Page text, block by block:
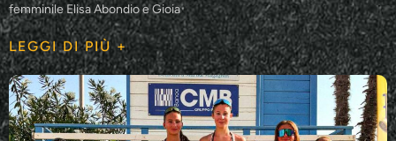
femminile Elisa Abondio e Gioia
LEGGI DI PIÙ +